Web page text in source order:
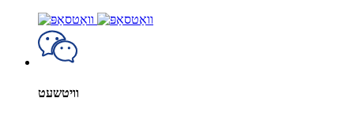
וויטשעט